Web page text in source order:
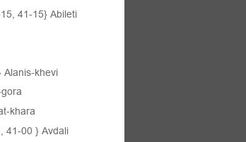
41-15} Abileti
khevi
khara
41-00 } Avdali